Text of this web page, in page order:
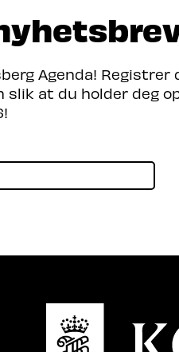
Agenda! Registrer
at du holder deg